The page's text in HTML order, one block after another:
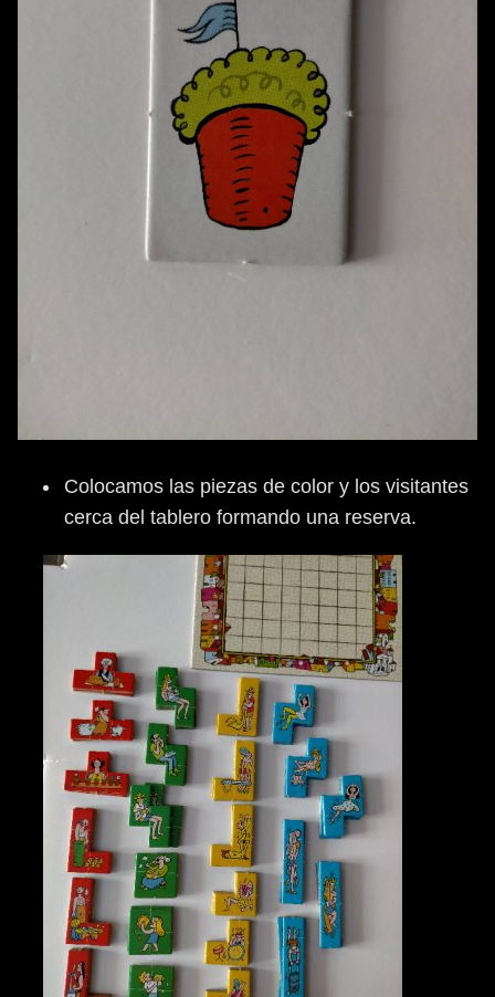
Colocamos las piezas de color y los visitantes
cerca del tablero formando una reserva.